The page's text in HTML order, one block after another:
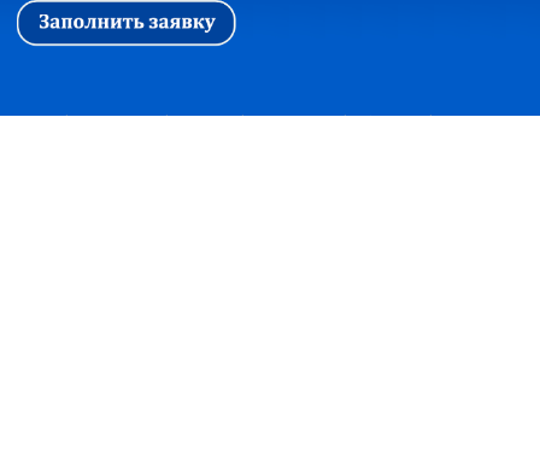
Первая | Ассоциация | Новости | Стажировка | Обучение |